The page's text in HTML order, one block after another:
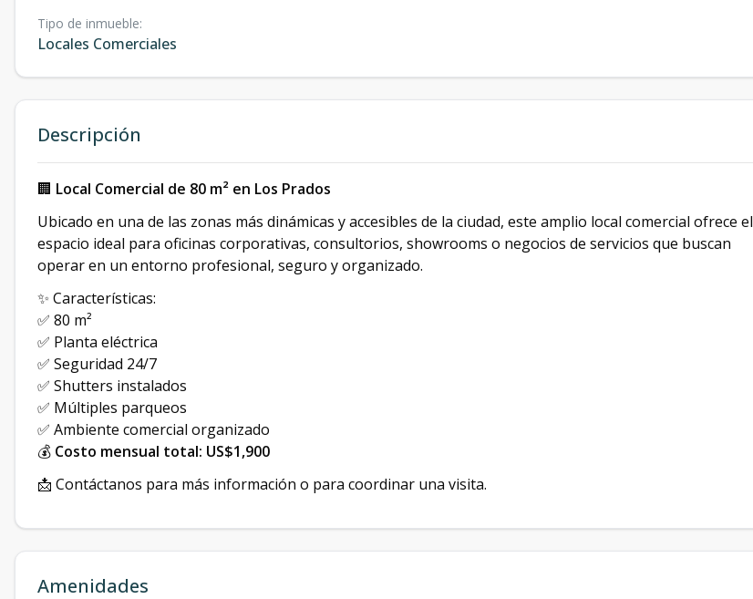
Tipo de inmueble:
Locales Comerciales
Descripción
🏢 Local Comercial de 80 m² en Los Prados
Ubicado en una de las zonas más dinámicas y accesibles de la ciudad, este amplio local comercial ofrece el
espacio ideal para oficinas corporativas, consultorios, showrooms o negocios de servicios que buscan
operar en un entorno profesional, seguro y organizado.
✨ Características:
✅ 80 m²
✅ Planta eléctrica
✅ Seguridad 24/7
✅ Shutters instalados
✅ Múltiples parqueos
✅ Ambiente comercial organizado
💰 Costo mensual total: US$1,900
📩 Contáctanos para más información o para coordinar una visita.
Amenidades